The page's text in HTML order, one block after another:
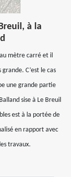
à la
mètre carré et il
C’est le cas
une grande partie
sise à Le Breuil
est à la portée de
en rapport avec
travaux.